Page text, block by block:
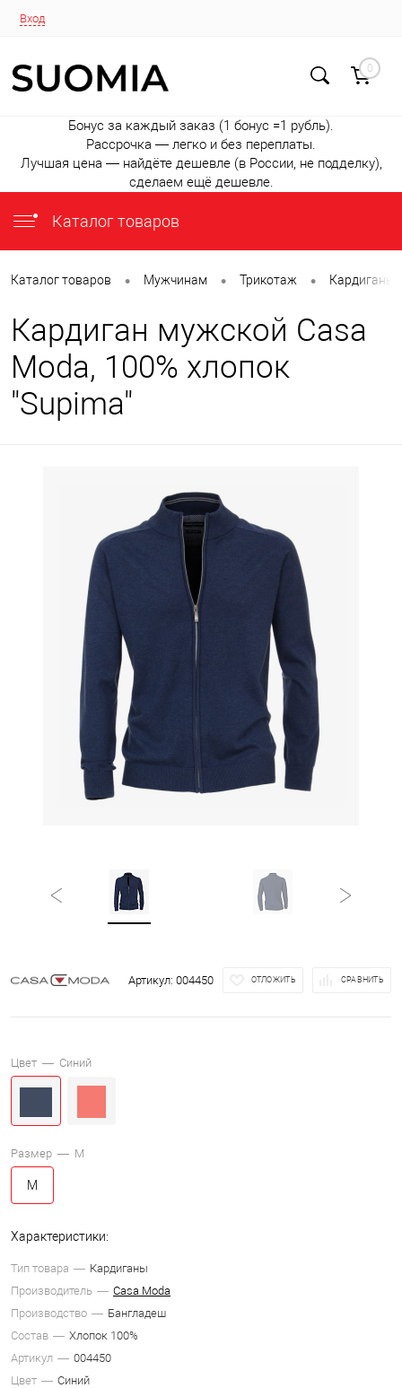
Вход
0
Бонус за каждый заказ (1 бонус =1 рубль).
Рассрочка — легко и без переплаты.
Лучшая цена — найдёте дешевле (в России, не подделку),
сделаем ещё дешевле.
Каталог товаров
Каталог товаров • Мужчинам • Трикотаж • Кардиганы
Кардиган мужской Casa
Moda, 100% хлопок
"Supima"
Артикул: 004450 ОТЛОЖИТЬ СРАВНИТЬ
Цвет — Синий
Размер — M
M
Характеристики:
Тип товара
Кардиганы
Производитель
Casa Moda
Производство
Бангладеш
Состав
Хлопок 100%
Артикул
004450
Цвет
Синий